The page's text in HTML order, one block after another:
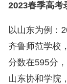
2023春季高考
以山东为例：
齐鲁师范学校
分数在595分
山东协和学院